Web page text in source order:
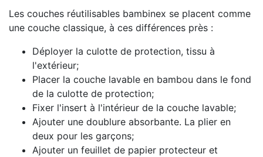
Les couches réutilisables bambinex se placent comme
une couche classique, à ces différences près :
Déployer la culotte de protection, tissu à
l'extérieur;
Placer la couche lavable en bambou dans le fond
de la culotte de protection;
Fixer l'insert à l'intérieur de la couche lavable;
Ajouter une doublure absorbante. La plier en
deux pour les garçons;
Ajouter un feuillet de papier protecteur et